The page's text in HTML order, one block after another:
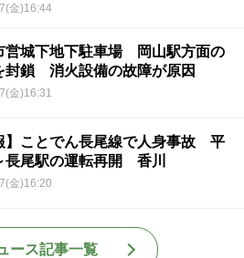
金)16:44
営城下地下駐車場 岡山駅方面の
封鎖 消火設備の故障が原因
金)16:31
】ことでん長尾線で人身事故 平
長尾駅の運転再開 香川
金)16:20
ース記事一覧